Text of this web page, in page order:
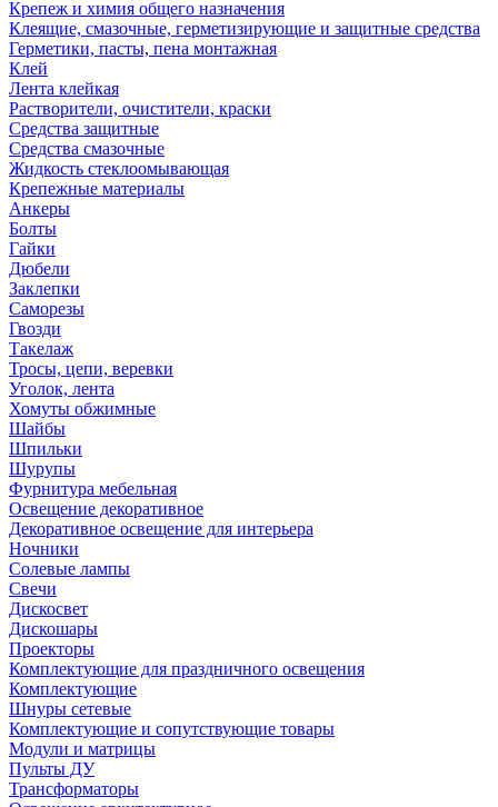
Крепеж и химия общего назначения
Клеящие, смазочные, герметизирующие и защитные средства
Герметики, пасты, пена монтажная
Клей
Лента клейкая
Растворители, очистители, краски
Средства защитные
Средства смазочные
Жидкость стеклоомывающая
Крепежные материалы
Анкеры
Болты
Гайки
Дюбели
Заклепки
Саморезы
Гвозди
Такелаж
Тросы, цепи, веревки
Уголок, лента
Хомуты обжимные
Шайбы
Шпильки
Шурупы
Фурнитура мебельная
Освещение декоративное
Декоративное освещение для интерьера
Ночники
Солевые лампы
Свечи
Дискосвет
Дискошары
Проекторы
Комплектующие для праздничного освещения
Комплектующие
Шнуры сетевые
Комплектующие и сопутствующие товары
Модули и матрицы
Пульты ДУ
Трансформаторы